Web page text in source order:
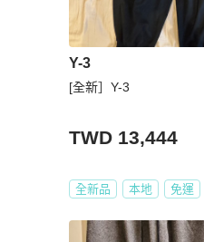
Y-3
[全新］Y-3
TWD 13,444
全新品 本地 免運